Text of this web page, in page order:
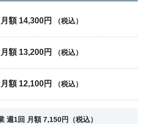
月額 14,300円 （税込）
月額 13,200円 （税込）
月額 12,100円 （税込）
週1回 月額 7,150円（税込）